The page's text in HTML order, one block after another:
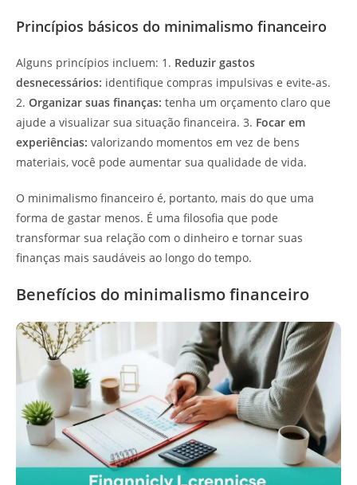
Princípios básicos do minimalismo financeiro
Alguns princípios incluem: 1. Reduzir gastos
desnecessários: identifique compras impulsivas e evite-as.
2. Organizar suas finanças: tenha um orçamento claro que
ajude a visualizar sua situação financeira. 3. Focar em
experiências: valorizando momentos em vez de bens
materiais, você pode aumentar sua qualidade de vida.
O minimalismo financeiro é, portanto, mais do que uma
forma de gastar menos. É uma filosofia que pode
transformar sua relação com o dinheiro e tornar suas
finanças mais saudáveis ao longo do tempo.
Benefícios do minimalismo financeiro